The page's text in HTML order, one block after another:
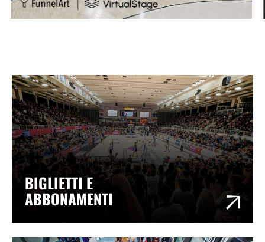
BIGLIETTI E
ABBONAMENTI